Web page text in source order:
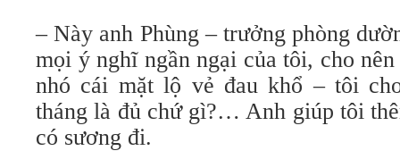
– Này anh Phùng – trưởng phòng
mọi ý nghĩ ngần ngại của tôi, cho
nhó cái mặt lộ vẻ đau khổ – tôi
tháng là đủ chứ gì?… Anh giúp tôi
có sương đi.